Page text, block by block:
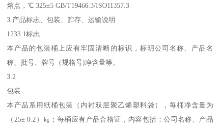
熔点，℃ 325±5 GB/T19466.3/ISO11357.3
3.产品标志、包装、贮存、运输说明
1233.1标志
本产品的包装桶上应有牢固清晰的标识，标明公司名称、产品名
称、批号、牌号（规格号)净含量等。
3.2
包装
本产品系用纸桶包装（内衬双层聚乙烯塑料袋），每桶净含量为
（25± 0.2）㎏；每桶应有产品合格证，内容包括：公司名称、产品